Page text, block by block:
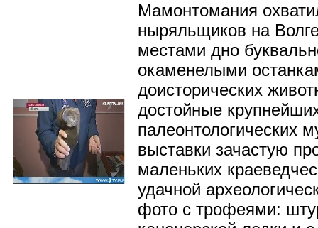
Мамонтомания
ныряльщиков на
местами дно
окаменелыми
доисторических
достойные
палеонтологических
выставки зачастую
маленьких
удачной
фото с трофеями: